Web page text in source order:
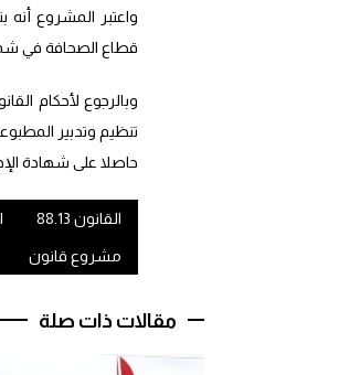
قطاع الصحافة في شموليته، مع
حاصلا على شهادة
القانون 88.13
مشروع قانون
مقالات ذات صلة